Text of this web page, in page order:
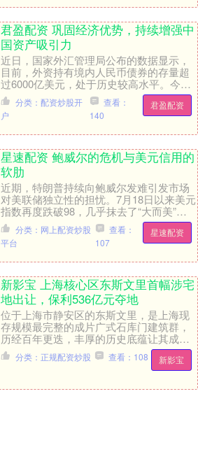
君盈配资 巩固经济优势，持续增强中
国资产吸引力
近日，国家外汇管理局公布的数据显示，
目前，外资持有境内人民币债券的存量超
过6000亿美元，处于历史较高水平。今年
上半年，外资净增持境内股票和基金101亿
美元，特....
君盈配资
分类：配资炒股开
户
查看：
140
星速配资 鲍威尔的危机与美元信用的
软肋
近期，特朗普持续向鲍威尔发难引发市场
对美联储独立性的担忧。7月18日以来美元
指数再度跌破98，几乎抹去了“大而美”法
案通过之后美元的涨幅。此外，美联储和
鲍威尔的....
星速配资
分类：网上配资炒股
平台
查看：
107
新影宝 上海核心区东斯文里首幅涉宅
地出让，保利536亿元夺地
位于上海市静安区的东斯文里，是上海现
存规模最完整的成片广式石库门建筑群，
历经百年更迭，丰厚的历史底蕴让其成为
了上海城市更新中不容忽视的存在。今日
（7月24日），....
新影宝
分类：正规配资炒股 查看：108